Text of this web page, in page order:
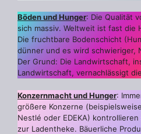
Böden und Hunger: Die Qualität
sich massiv. Weltweit ist fast die
Die fruchtbare Bodenschicht
dünner und es wird schwieriger,
Der Grund: Die Landwirtschaft,
Landwirtschaft, vernachlässigt
Konzernmacht und Hunger:
größere Konzerne
Nestlé oder EDEKA)
zur Ladentheke. Bäuerliche